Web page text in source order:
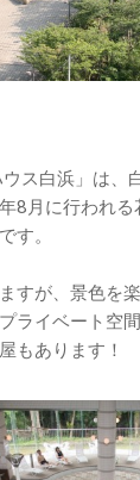
ウス白浜」は、
8月に行われ
す。
すが、景色を
ライベート空
もあります！